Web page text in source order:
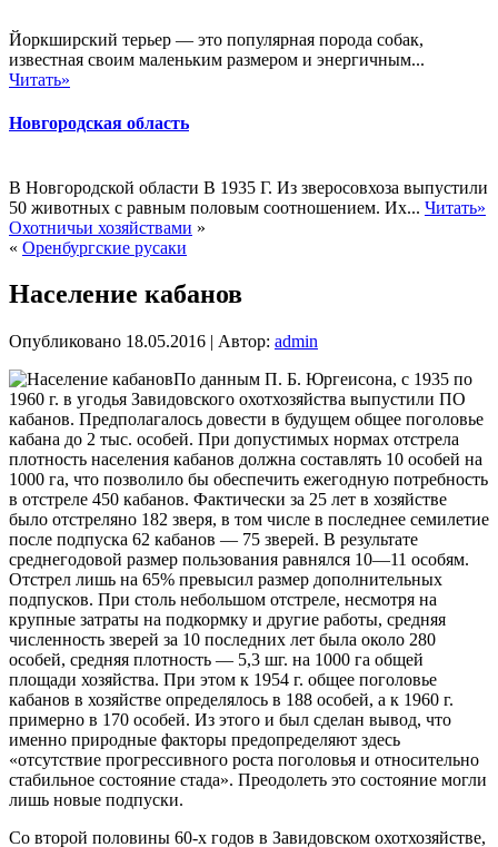
Йоркширский терьер — это популярная порода собак,
известная своим маленьким размером и энергичным...
Читать»
Новгородская область
В Новгородской области В 1935 Г. Из зверосовхоза выпустили
50 животных с равным половым соотношением. Их... Читать»
Охотничьи хозяйствами »
« Оренбургские русаки
Население кабанов
Опубликовано 18.05.2016 | Автор: admin
По данным П. Б. Юргеисона, с 1935 по
1960 г. в угодья Завидовского охотхозяйства выпустили ПО
кабанов. Предполагалось довести в будущем общее поголовье
кабана до 2 тыс. особей. При допустимых нормах отстрела
плотность населения кабанов должна составлять 10 особей на
1000 га, что позволило бы обеспечить ежегодную потребность
в отстреле 450 кабанов. Фактически за 25 лет в хозяйстве
было отстреляно 182 зверя, в том числе в последнее семилетие
после подпуска 62 кабанов — 75 зверей. В результате
среднегодовой размер пользования равнялся 10—11 особям.
Отстрел лишь на 65% превысил размер дополнительных
подпусков. При столь небольшом отстреле, несмотря на
крупные затраты на подкормку и другие работы, средняя
численность зверей за 10 последних лет была около 280
особей, средняя плотность — 5,3 шг. на 1000 га общей
площади хозяйства. При этом к 1954 г. общее поголовье
кабанов в хозяйстве определялось в 188 особей, а к 1960 г.
примерно в 170 особей. Из этого и был сделан вывод, что
именно природные факторы предопределяют здесь
«отсутствие прогрессивного роста поголовья и относительно
стабильное состояние стада». Преодолеть это состояние могли
лишь новые подпуски.
Со второй половины 60-х годов в Завидовском охотхозяйстве,